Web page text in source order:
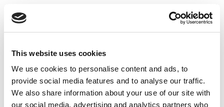
This website uses cookies
We use cookies to personalise content and ads, to
provide social media features and to analyse our traffic.
We also share information about your use of our site with
our social media, advertising and analytics partners who
SKÄRNING